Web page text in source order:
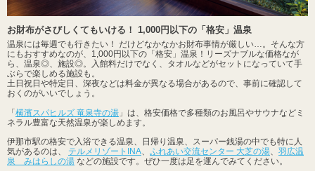
お財布がさびしくてもいける！ 1,000円以下の「格安」温泉
温泉には毎週でも行きたい！ だけどなかなかお財布事情が厳しい…。そんな方
にもおすすめなのが、1,000円以下の「格安」温泉！リーズナブルな価格なが
ら、温泉◎、施設◎。入館料だけでなく、タオルなどがセットになっていて手
ぶらで楽しめる施設も。
土日祝日や特定日、深夜などは料金が異なる場合があるので、事前に確認して
おくのがいいでしょう。
「 横濱スパヒルズ 竜泉寺の湯 」は、格安価格で多種類のお風呂やサウナなどミ
ネラル豊富な天然温泉が楽しめます。
伊那市駅の格安で入浴できる温泉、日帰り温泉、スーパー銭湯の中でも特に人
気があるのは、 テルメリゾートINA、 ふれあい交流センター 大芝の湯、 羽広温
泉 みはらしの湯 などの施設です。ぜひ一度は足を運んでみてください。